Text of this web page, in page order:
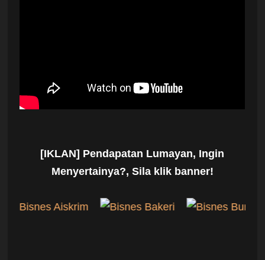
[IKLAN] Pendapatan Lumayan, Ingin
Menyertainya?, Sila klik banner!